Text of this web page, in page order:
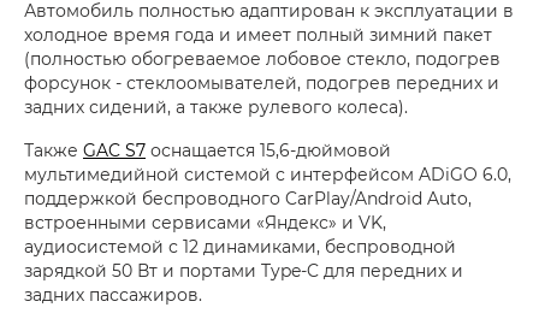
Автомобиль полностью адаптирован к эксплуатации в
холодное время года и имеет полный зимний пакет
(полностью обогреваемое лобовое стекло, подогрев
форсунок - стеклоомывателей, подогрев передних и
задних сидений, а также рулевого колеса).
Также GAC S7 оснащается 15,6-дюймовой
мультимедийной системой с интерфейсом ADiGO 6.0,
поддержкой беспроводного CarPlay/Android Auto,
встроенными сервисами «Яндекс» и VK,
аудиосистемой с 12 динамиками, беспроводной
зарядкой 50 Вт и портами Type-C для передних и
задних пассажиров.